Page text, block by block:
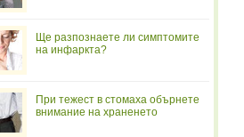
Ще разпознаете ли симптомите
на инфаркта?
При тежест в стомаха обърнете
внимание на храненето